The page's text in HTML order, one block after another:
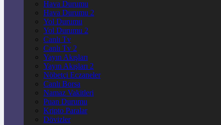
Hava Durumu
Hava Durumu 2
Yol Durumu
Yol Durumu 2
Canlı Tv
Canlı Tv 2
Yayın Akışları
Yayın Akışları 2
Nöbetçi Eczaneler
Canlı Borsa
Namaz Vakitleri
Puan Durumu
Kripto Paralar
Dövizler